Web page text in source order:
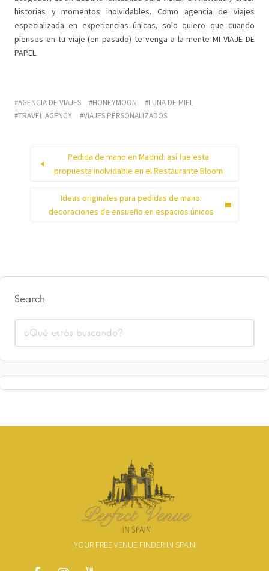
historias y momentos inolvidables. Como agencia de viajes
especializada en experiencias únicas, solo quiero que cuando
pienses en tu viaje (en pasado) te venga a la mente MI VIAJE DE
PAPEL.
AGENCIA DE VIAJES HONEYMOON
LUNA DE MIEL
TRAVEL AGENCY
VIAJES PERSONALIZADOS
Pedida de mano en Madrid: así fue esta
propuesta inolvidable en el Restaurante Bloom
Ideas originales para pedidas de mano:
decoraciones de ensueño en espacios únicos
Search
YOUR FREE VENUE FINDER IN SPAIN